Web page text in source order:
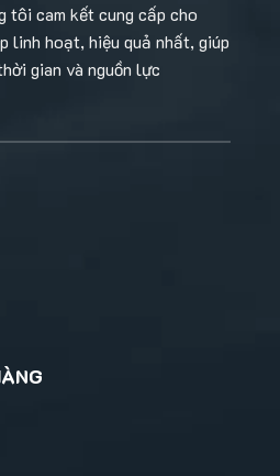
tôi cam kết cung cấp cho
linh hoạt, hiệu quả nhất, giúp
gian và nguồn lực